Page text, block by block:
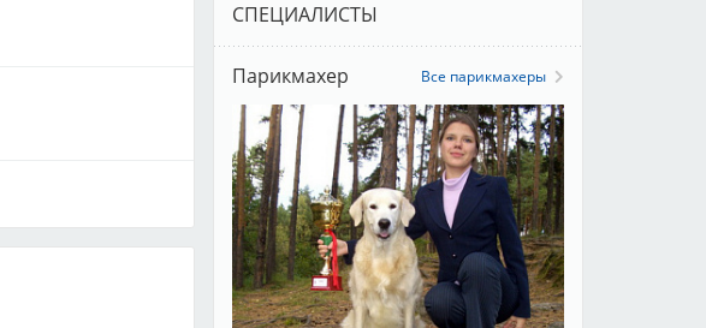
СПЕЦИАЛИСТЫ
Парикмахер Все парикмахеры